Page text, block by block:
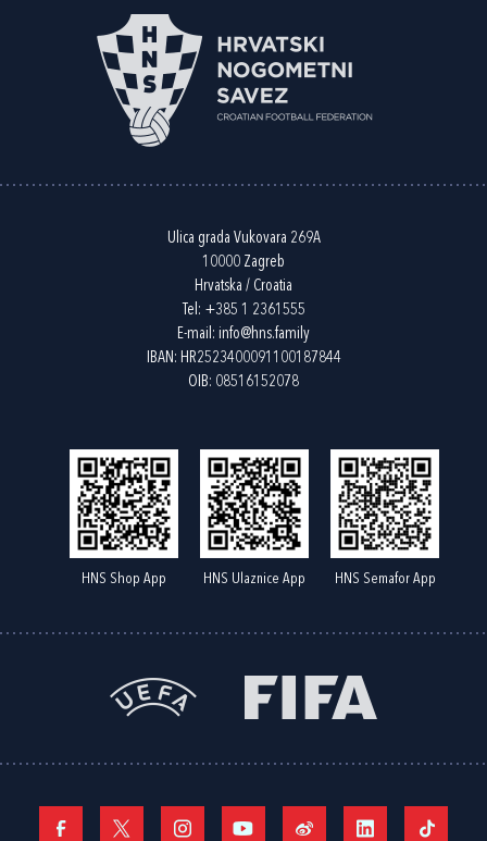
Ulica grada Vukovara 269A
10000 Zagreb
Hrvatska / Croatia
Tel: +385 1 2361555
E-mail: info@hns.family
IBAN: HR2523400091100187844
OIB: 08516152078
HNS Shop App HNS Ulaznice App HNS Semafor App